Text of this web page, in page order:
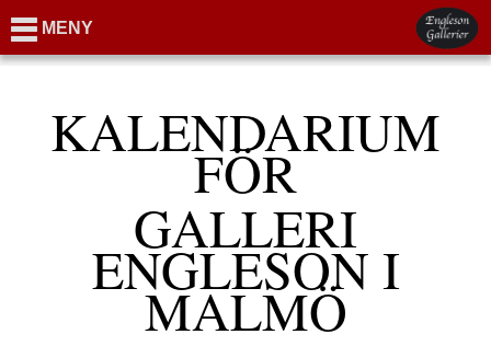
MENY
KALENDARIUM
FÖR
GALLERI
ENGLESON I
MALMÖ